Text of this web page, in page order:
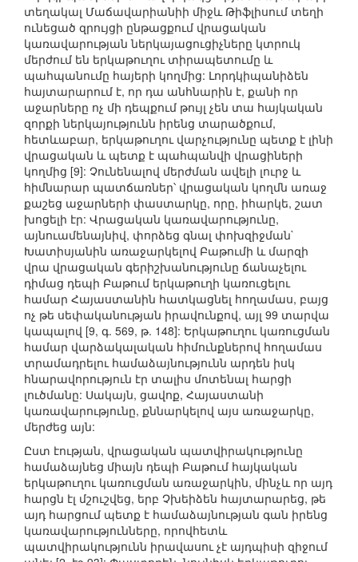
տեղակալ Մաճավարիանիի միջև Թիֆլիսում տեղի
ունեցած զրույցի ընթացքում վրացական
կառավարության ներկայացուցիչները կտրուկ
մերժում են երկաթուղու տիրապետումը և
պահպանումը հայերի կողմից: Լորդկիպանիձեն
հայտարարում է, որ դա անհնարին է, քանի որ
աջարները ոչ մի դեպքում թույլ չեն տա հայկական
զորքի ներկայությունն իրենց տարածքում,
հետևաբար, երկաթուղու վարչությունը պետք է լինի
վրացական և պետք է պահպանվի վրացիների
կողմից [9]: Չունենալով մերժման ավելի լուրջ և
հիմնարար պատճառներ՝ վրացական կողմն առաջ
քաշեց աջարների փաստարկը, որը, իհարկե, շատ
խոցելի էր: Վրացական կառավարությունը,
այնուամենայնիվ, փորձեց գնալ փոխզիջման`
Խատիսյանին առաջարկելով Բաթումի և մարզի
վրա վրացական գերիշխանությունը ճանաչելու
դիմաց դեպի Բաթում երկաթուղի կառուցելու
համար Հայաստանին հատկացնել հողամաս, բայց
ոչ թե սեփականության իրավունքով, այլ 99 տարվա
կապալով [9, գ. 569, թ. 148]: Երկաթուղու կառուցման
համար վարձակալական հիմունքներով հողամաս
տրամադրելու համաձայնությունն արդեն իսկ
հնարավորություն էր տալիս մոտենալ հարցի
լուծմանը: Սակայն, ցավոք, Հայաստանի
կառավարությունը, քննարկելով այս առաջարկը,
մերժեց այն:
Ըստ էության, վրացական պատվիրակությունը
համաձայնեց միայն դեպի Բաթում հայկական
երկաթուղու կառուցման առաջարկին, մինչև որ այդ
հարցն էլ մշուշվեց, երբ Չխեիձեն հայտարարեց, թե
այդ հարցում պետք է համաձայնության գան իրենց
կառավարությունները, որովհետև
պատվիրակությունն իրավասու չէ այդպիսի զիջում